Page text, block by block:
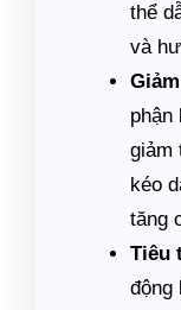
thể
và
phận
giảm
kéo
tăng
Tiêu
động